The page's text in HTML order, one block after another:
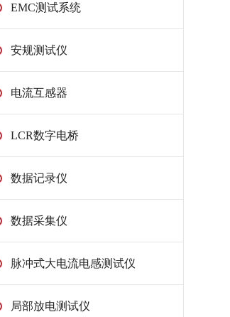
EMC测试系统
安规测试仪
电流互感器
LCR数字电桥
数据记录仪
数据采集仪
脉冲式大电流电感测试仪
局部放电测试仪